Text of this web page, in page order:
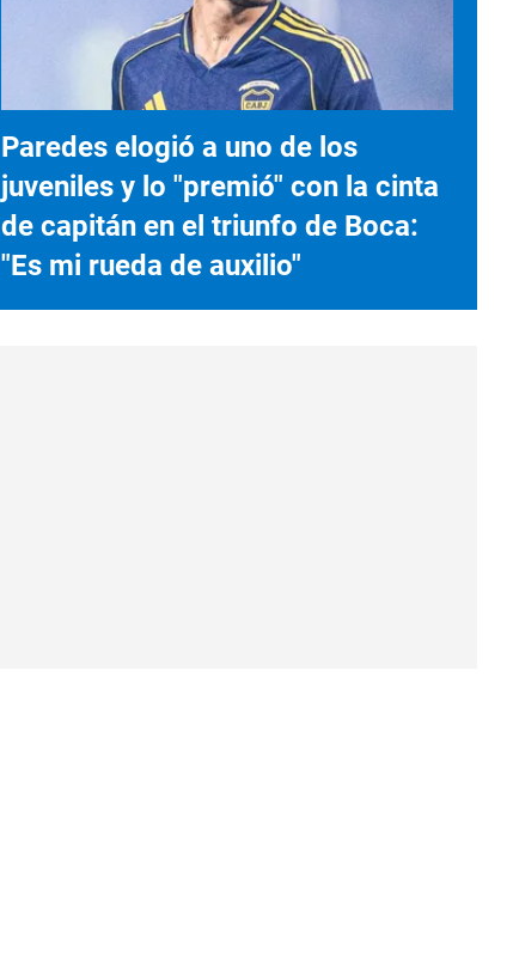
Paredes elogió a uno de los
juveniles y lo "premió" con la cinta
de capitán en el triunfo de Boca:
"Es mi rueda de auxilio"